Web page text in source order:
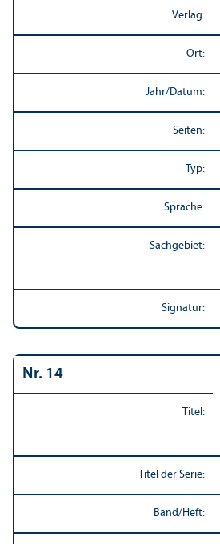
Verlag:
Ort:
Jahr/Datum:
Seiten:
Typ:
Sprache:
Sachgebiet:
Signatur:
Nr. 14
Titel:
Titel der Serie:
Band/Heft: